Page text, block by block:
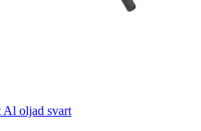
oljad svart